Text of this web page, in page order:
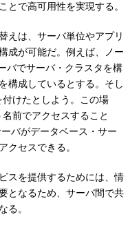
とで高可用性を実現する。
えは、サーバ単位やアプリ
成が可能だ。例えば、ノー
バでサーバ・クラスタを構
構成しているとする。そし
けたとしよう。この場
前でアクセスすること
バがデータベース・サー
クセスできる。
スを提供するためには、情
となるため、サーバ間で共
る。